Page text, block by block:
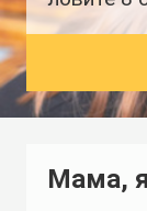
Мама,